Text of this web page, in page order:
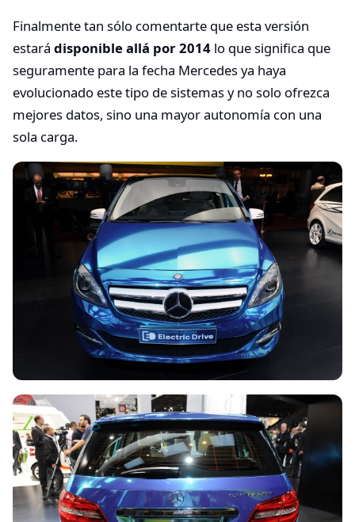
Finalmente tan sólo comentarte que esta versión
estará disponible allá por 2014 lo que significa que
seguramente para la fecha Mercedes ya haya
evolucionado este tipo de sistemas y no solo ofrezca
mejores datos, sino una mayor autonomía con una
sola carga.